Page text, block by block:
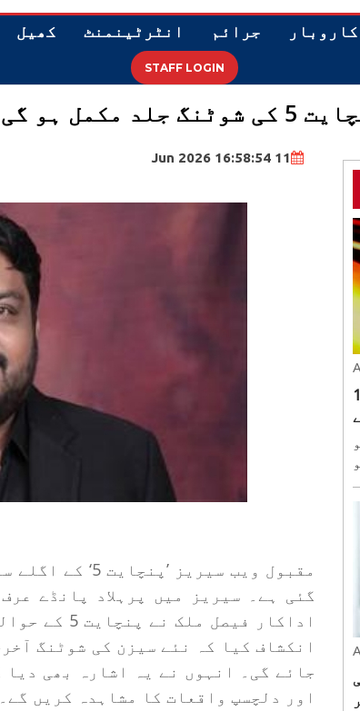
کاروبار جرائم انٹرٹینمنٹ کھیل
STAFF LOGIN
فیصل ملک
11 Jun 2026 16:58:54
مقبول ویب
گئی ہے۔ سیریز میں پرہلاد پانڈے
اداکار
انکشاف کیا کہ نئے سیزن کی شوٹنگ
جائے گی۔ انہوں نے یہ اشارہ بھی
اور دلچسپ واقعات کا مشاہدہ کریں گے۔
انل کپور فیملی گیم شو 'انڈیاز ٹاپ 1